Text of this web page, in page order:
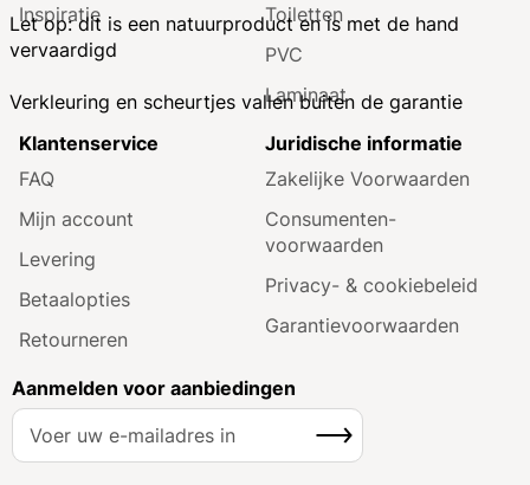
Let op: dit is een natuurproduct en is met de hand
vervaardigd
Verkleuring en scheurtjes vallen buiten de garantie
Inspiratie
Toiletten
PVC
Laminaat
Klantenservice
FAQ
Mijn account
Levering
Betaalopties
Retourneren
Juridische informatie
Zakelijke Voorwaarden
Consumenten­
voorwaarden
Privacy- & cookiebeleid
Garantie­voorwaarden
Aanmelden voor aanbiedingen
A
Inschrijven